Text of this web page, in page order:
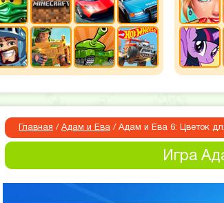
Главная / Адам и Ева / Адам и Ева 6: Цветок
Игра